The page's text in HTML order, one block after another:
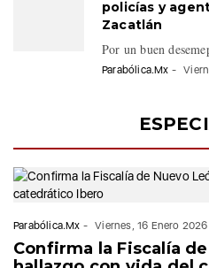
policías y
Zacatlán
Por un buen
Parabólica.Mx -
Parabólica.Mx - Viernes, 16 Enero 2026
Confirma la Fiscalía